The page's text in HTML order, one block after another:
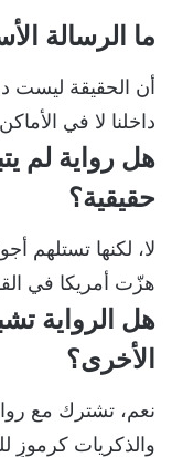
ما الرسالة
أن الحقيقة ليست
داخلنا لا في
هل رواية لم
حقيقية؟
لا، لكنها تستلهم
هزّت أمريكا في
هل الرواية
الأخرى؟
نعم، تشترك مع
والذكريات كرموزٍ